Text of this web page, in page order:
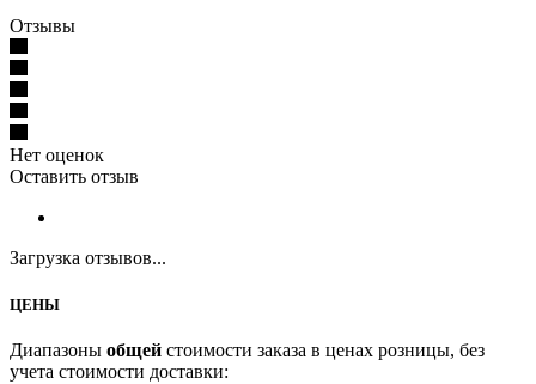
Отзывы
Нет оценок
Оставить отзыв
Загрузка отзывов...
ЦЕНЫ
Диапазоны общей стоимости заказа в ценах розницы, без
учета стоимости доставки: